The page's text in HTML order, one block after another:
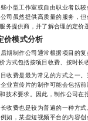
型工作室或自由职业者以较
司虽然提供高质量的服务，
务提供商，并了解合理的定价
价模式分析
制作公司通常根据项目的复
方式包括按项目收费、按时长
费是最为常见的方式之一。
业宣传片的制作可能会包括
技术要求。因此，制作公司
费也是较为普遍的一种方式
如，某些短视频平台的内容